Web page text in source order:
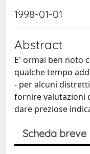
1998-01-01
Abstract
E' ormai ben noto
qualche tempo
- per alcuni
fornire valutazioni
dare preziose
Scheda breve